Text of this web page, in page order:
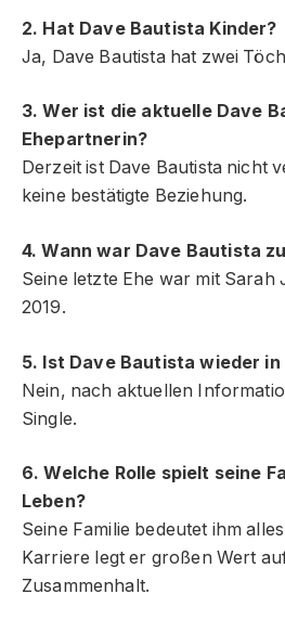
2. Hat Dave Bautista Kinder?
Ja, Dave Bautista hat zwei
3. Wer ist die aktuelle Dave
Ehepartnerin?
Derzeit ist Dave Bautista nicht
keine bestätigte Beziehung.
4. Wann war Dave Bautista
Seine letzte Ehe war mit Sarah
2019.
5. Ist Dave Bautista wieder in
Nein, nach aktuellen
Single.
6. Welche Rolle spielt seine
Leben?
Seine Familie bedeutet ihm
Karriere legt er großen Wert
Zusammenhalt.